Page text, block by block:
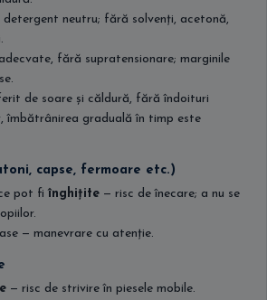
detergent neutru; fără solvenți, acetonă,
fără supratensionare; marginile
de soare și căldură, fără îndoituri
îmbătrânirea graduală în timp este
capse, fermoare etc.)
pot fi înghițite — risc de înecare; a nu se
— manevrare cu atenție.
— risc de strivire în piesele mobile.